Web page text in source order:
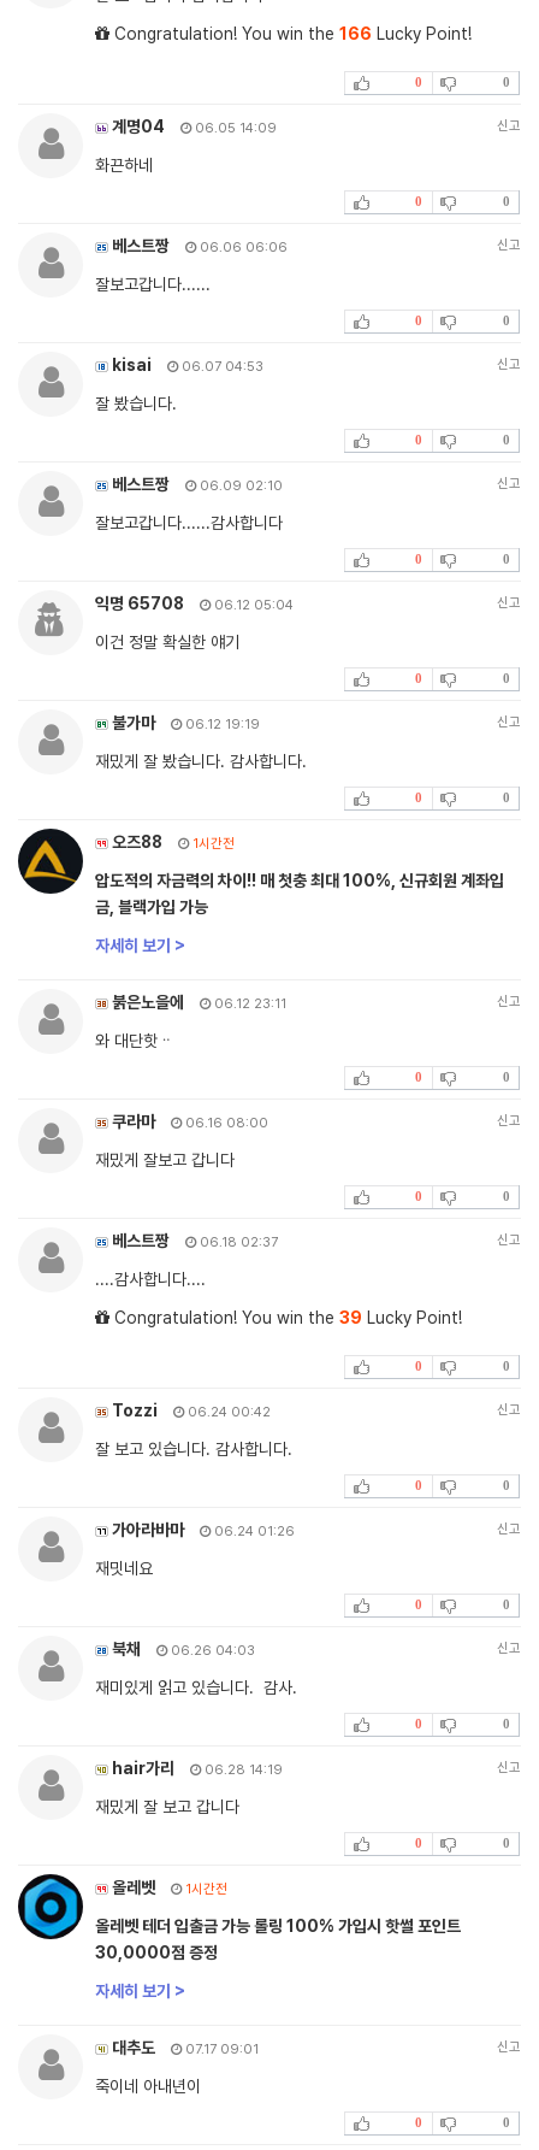
Congratulation! You win the 166 Lucky Point!
0 0
계명04 06.05 14:09 신고
화끈하네
0 0
베스트짱 06.06 06:06 신고
잘보고갑니다......
0 0
kisai 06.07 04:53 신고
잘 봤습니다.
0 0
베스트짱 06.09 02:10 신고
잘보고갑니다......감사합니다
0 0
익명 65708 06.12 05:04 신고
이건 정말 확실한 얘기
0 0
불가마 06.12 19:19 신고
재밌게 잘 봤습니다. 감사합니다.
0 0
오즈88 1시간전
압도적의 자금력의 차이!! 매 첫충 최대 100%, 신규회원 계좌입
금, 블랙가입 가능
자세히 보기 >
붉은노을에 06.12 23:11 신고
와 대단핫ᆢ
0 0
쿠라마 06.16 08:00 신고
재밌게 잘보고 갑니다
0 0
베스트짱 06.18 02:37 신고
....감사합니다....
Congratulation! You win the 39 Lucky Point!
0 0
Tozzi 06.24 00:42 신고
잘 보고 있습니다. 감사합니다.
0 0
가아라바마 06.24 01:26 신고
재밋네요
0 0
북채 06.26 04:03 신고
재미있게 읽고 있습니다. 감사.
0 0
hair가리 06.28 14:19 신고
재밌게 잘 보고 갑니다
0 0
올레벳 1시간전
올레벳 테더 입출금 가능 롤링 100% 가입시 핫썰 포인트
30,0000점 증정
자세히 보기 >
대추도 07.17 09:01 신고
죽이네 아내년이
0 0